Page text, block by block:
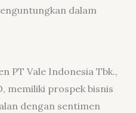
dalam
PT Vale Indonesia Tbk.,
memiliki prospek bisnis
dengan sentimen